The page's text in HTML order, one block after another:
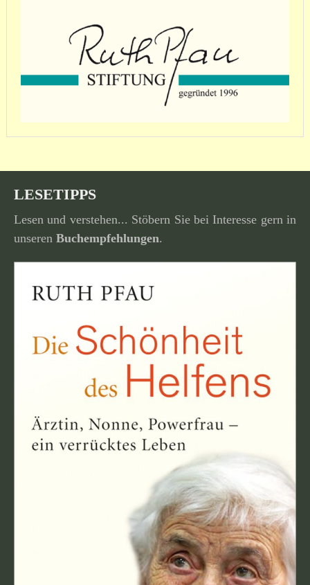
LESETIPPS
Lesen und verstehen... Stöbern Sie bei Interesse gern in
unseren Buchempfehlungen.